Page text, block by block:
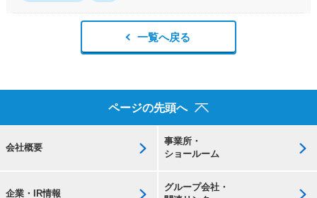
一覧へ戻る
ページの先頭へ
会社概要
事業所・
ショールーム
企業・IR情報
グループ会社・